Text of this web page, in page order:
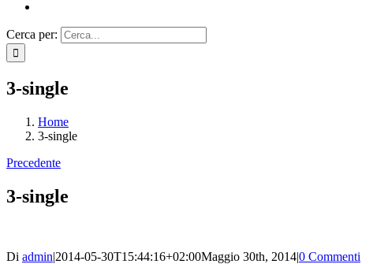
Cerca per:
3-single
Home
3-single
Precedente
3-single
Di admin|2014-05-30T15:44:16+02:00Maggio 30th, 2014|0 Commenti